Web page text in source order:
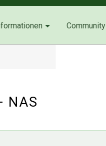
Community
NAS